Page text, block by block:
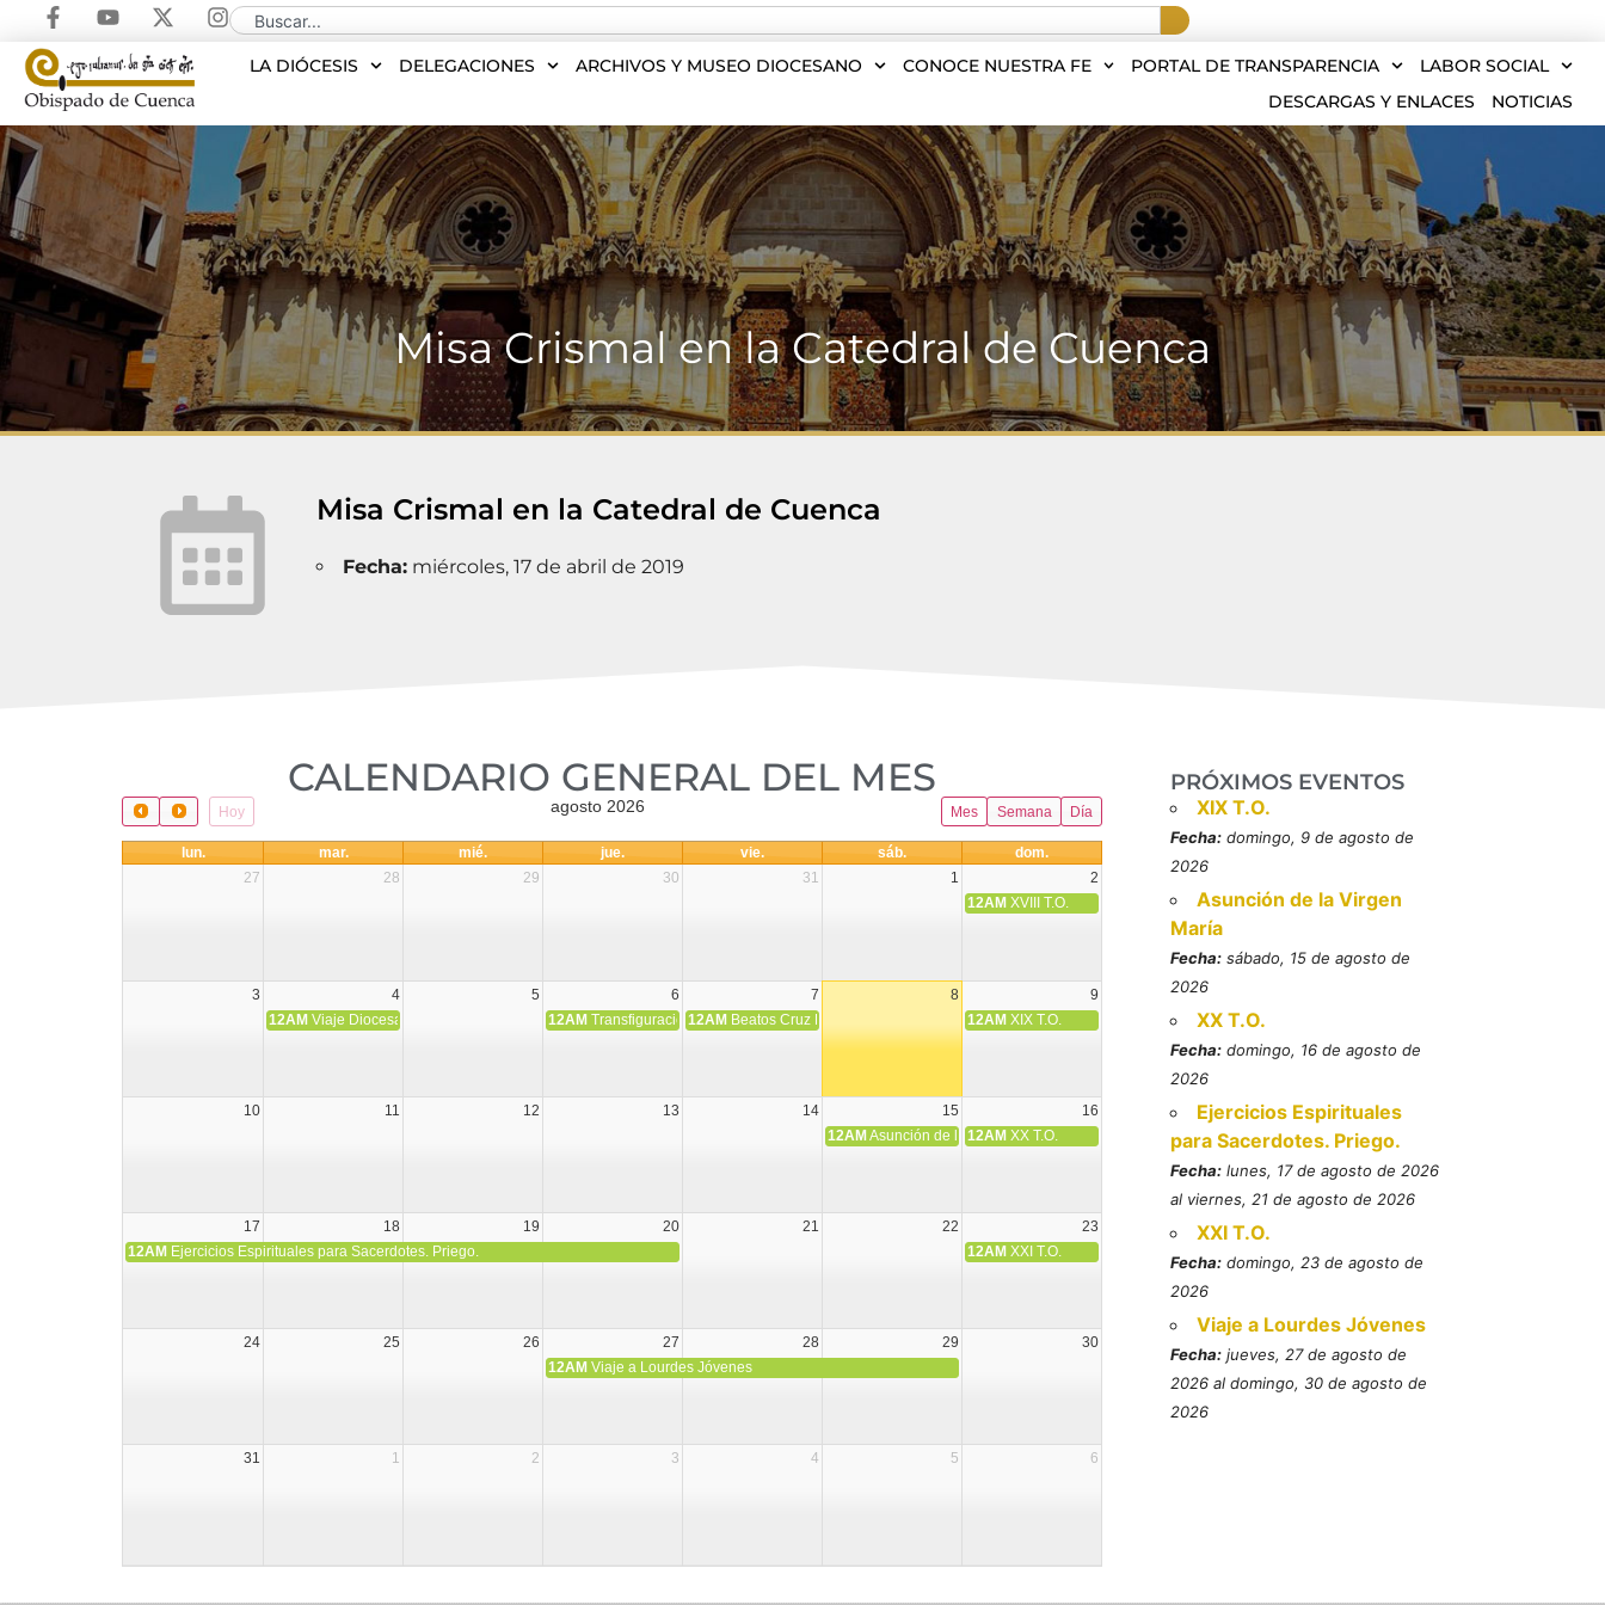
LA DIÓCESIS DELEGACIONES ARCHIVOS Y MUSEO DIOCESANO CONOCE NUESTRA FE PORTAL DE TRANSPARENCIA
LABOR SOCIAL
DESCARGAS Y ENLACES
NOTICIAS
Misa Crismal en la Catedral de Cuenca
Misa Crismal en la Catedral de Cuenca
Fecha:miércoles, 17 de abril de 2019
CALENDARIO GENERAL DEL MES​
Hoy Mes Semana Día
agosto 2026
lun. mar. mié. jue. vie. sáb.
dom.
27
28 29 30 31 1
2
12AM XVIII T.O.
3 4 5 6 7 8
9
12AM Viaje Diocesano a Japón. 12AM Transfiguración del Señor
12AM Beatos Cruz Laplana, obispo, y Fernando Español, presbítero, mártires (MO)
12AM XIX T.O.
10 11 12 13 14 15
16
12AM Asunción de la Virgen María
12AM XX T.O.
17 18 19 20 21 22
23
12AM Ejercicios Espirituales para Sacerdotes. Priego. 12AM XXI T.O.
24 25 26 27 28 29
30
12AM Viaje a Lourdes Jóvenes
31 1 2 3 4 5 6
PRÓXIMOS EVENTOS
XIX T.O.
Fecha: domingo, 9 de agosto de
2026
Asunción de la Virgen
María
Fecha: sábado, 15 de agosto de
2026
XX T.O.
Fecha: domingo, 16 de agosto de
2026
Ejercicios Espirituales
para Sacerdotes. Priego.
Fecha: lunes, 17 de agosto de 2026
al viernes, 21 de agosto de 2026
XXI T.O.
Fecha: domingo, 23 de agosto de
2026
Viaje a Lourdes Jóvenes
Fecha: jueves, 27 de agosto de
2026 al domingo, 30 de agosto de
2026